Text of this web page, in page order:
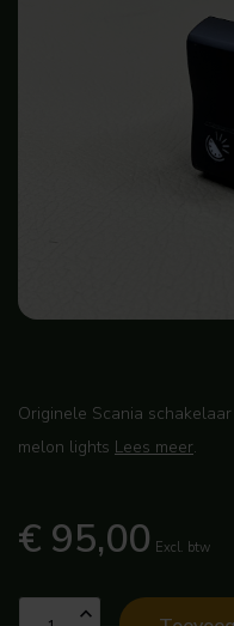
Originele Scania
melon lights Lees meer.
€ 95,00 Excl. btw